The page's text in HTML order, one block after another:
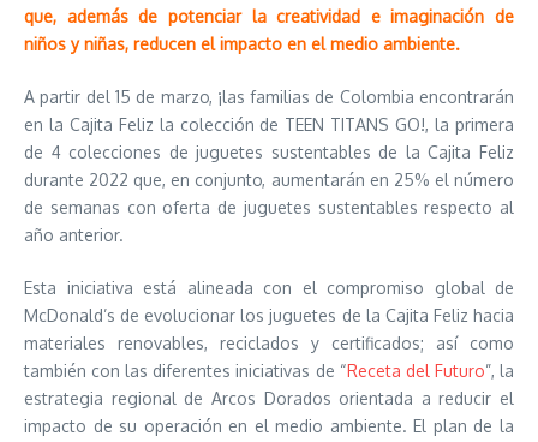
que, además de potenciar la creatividad e imaginación de
niños y niñas, reducen el impacto en el medio ambiente.
A partir del 15 de marzo, ¡las familias de Colombia encontrarán
en la Cajita Feliz la colección de TEEN TITANS GO!, la primera
de 4 colecciones de juguetes sustentables de la Cajita Feliz
durante 2022 que, en conjunto, aumentarán en 25% el número
de semanas con oferta de juguetes sustentables respecto al
año anterior.
Esta iniciativa está alineada con el compromiso global de
McDonald’s de evolucionar los juguetes de la Cajita Feliz hacia
materiales renovables, reciclados y certificados; así como
también con las diferentes iniciativas de “Receta del Futuro”, la
estrategia regional de Arcos Dorados orientada a reducir el
impacto de su operación en el medio ambiente. El plan de la